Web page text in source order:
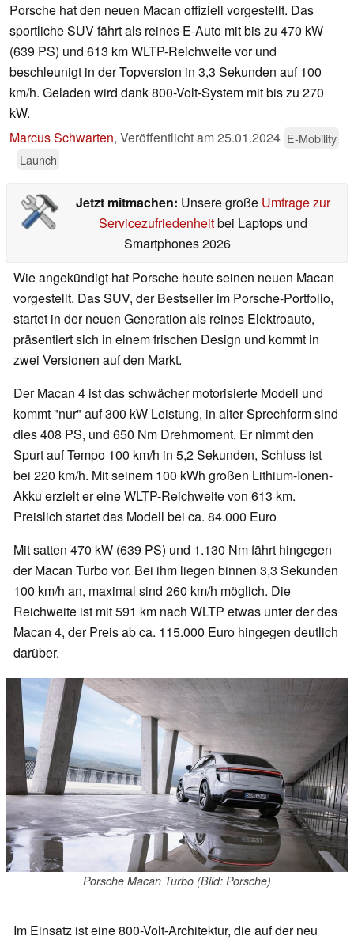
Porsche hat den neuen Macan offiziell vorgestellt. Das
sportliche SUV fährt als reines E-Auto mit bis zu 470 kW
(639 PS) und 613 km WLTP-Reichweite vor und
beschleunigt in der Topversion in 3,3 Sekunden auf 100
km/h. Geladen wird dank 800-Volt-System mit bis zu 270
kW.
Marcus Schwarten, Veröffentlicht am25.01.2024 E-Mobility
Launch
Jetzt mitmachen: Unsere große Umfrage zur
Servicezufriedenheitbei Laptops und
Smartphones 2026
Wie angekündigt hat Porsche heute seinen neuen Macan
vorgestellt. Das SUV, der Bestseller im Porsche-Portfolio,
startet in der neuen Generation als reines Elektroauto,
präsentiert sich in einem frischen Design und kommt in
zwei Versionen auf den Markt.
Der Macan 4 ist das schwächer motorisierte Modell und
kommt "nur" auf 300 kW Leistung, in alter Sprechform sind
dies 408 PS, und 650 Nm Drehmoment. Er nimmt den
Spurt auf Tempo 100 km/h in 5,2 Sekunden, Schluss ist
bei 220 km/h. Mit seinem 100 kWh großen Lithium-Ionen-
Akku erzielt er eine WLTP-Reichweite von 613 km.
Preislich startet das Modell bei ca. 84.000 Euro
Mit satten 470 kW (639 PS) und 1.130 Nm fährt hingegen
der Macan Turbo vor. Bei ihm liegen binnen 3,3 Sekunden
100 km/h an, maximal sind 260 km/h möglich. Die
Reichweite ist mit 591 km nach WLTP etwas unter der des
Macan 4, der Preis ab ca. 115.000 Euro hingegen deutlich
darüber.
Porsche Macan Turbo (Bild: Porsche)
Im Einsatz ist eine 800-Volt-Architektur, die auf der neu